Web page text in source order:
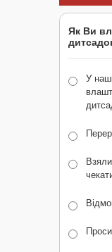
Як Ви
У